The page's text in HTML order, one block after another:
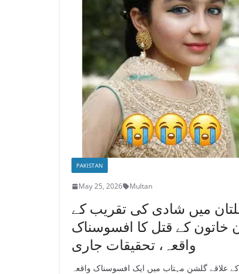
PAKISTAN
May 25, 2026 Multan
میں شادی کی تقریب کے
خاتون کے قتل کا افسوسناک
واقعہ، تحقیقات جاری
کے علاقے گلشنِ مہتاب میں ایک افسوسناک واقعہ